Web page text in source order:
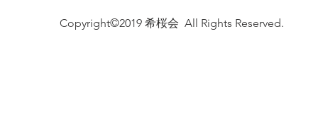
Copyright©2019 希桜会 All Rights Reserved.